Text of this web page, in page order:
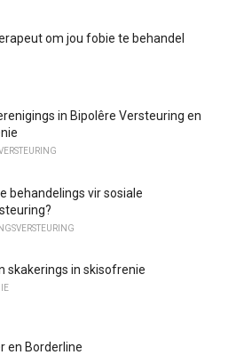
om jou fobie te behandel
in Bipolêre Versteuring en
behandelings vir sosiale
​​skakerings in skisofrenie
en Borderline